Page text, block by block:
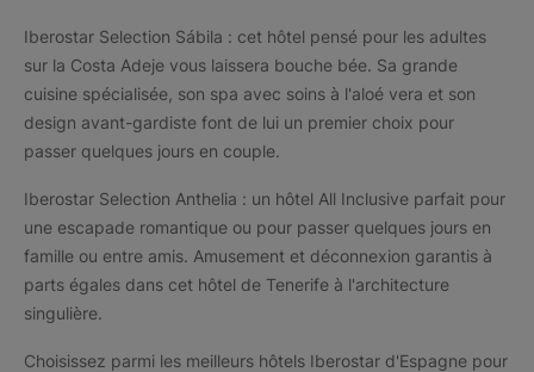
Iberostar Selection Sábila : cet hôtel pensé pour les adultes
sur la Costa Adeje vous laissera bouche bée. Sa grande
cuisine spécialisée, son spa avec soins à l'aloé vera et son
design avant-gardiste font de lui un premier choix pour
passer quelques jours en couple.
Iberostar Selection Anthelia : un hôtel All Inclusive parfait pour
une escapade romantique ou pour passer quelques jours en
famille ou entre amis. Amusement et déconnexion garantis à
parts égales dans cet hôtel de Tenerife à l'architecture
singulière.
Choisissez parmi les meilleurs hôtels Iberostar d'Espagne pour